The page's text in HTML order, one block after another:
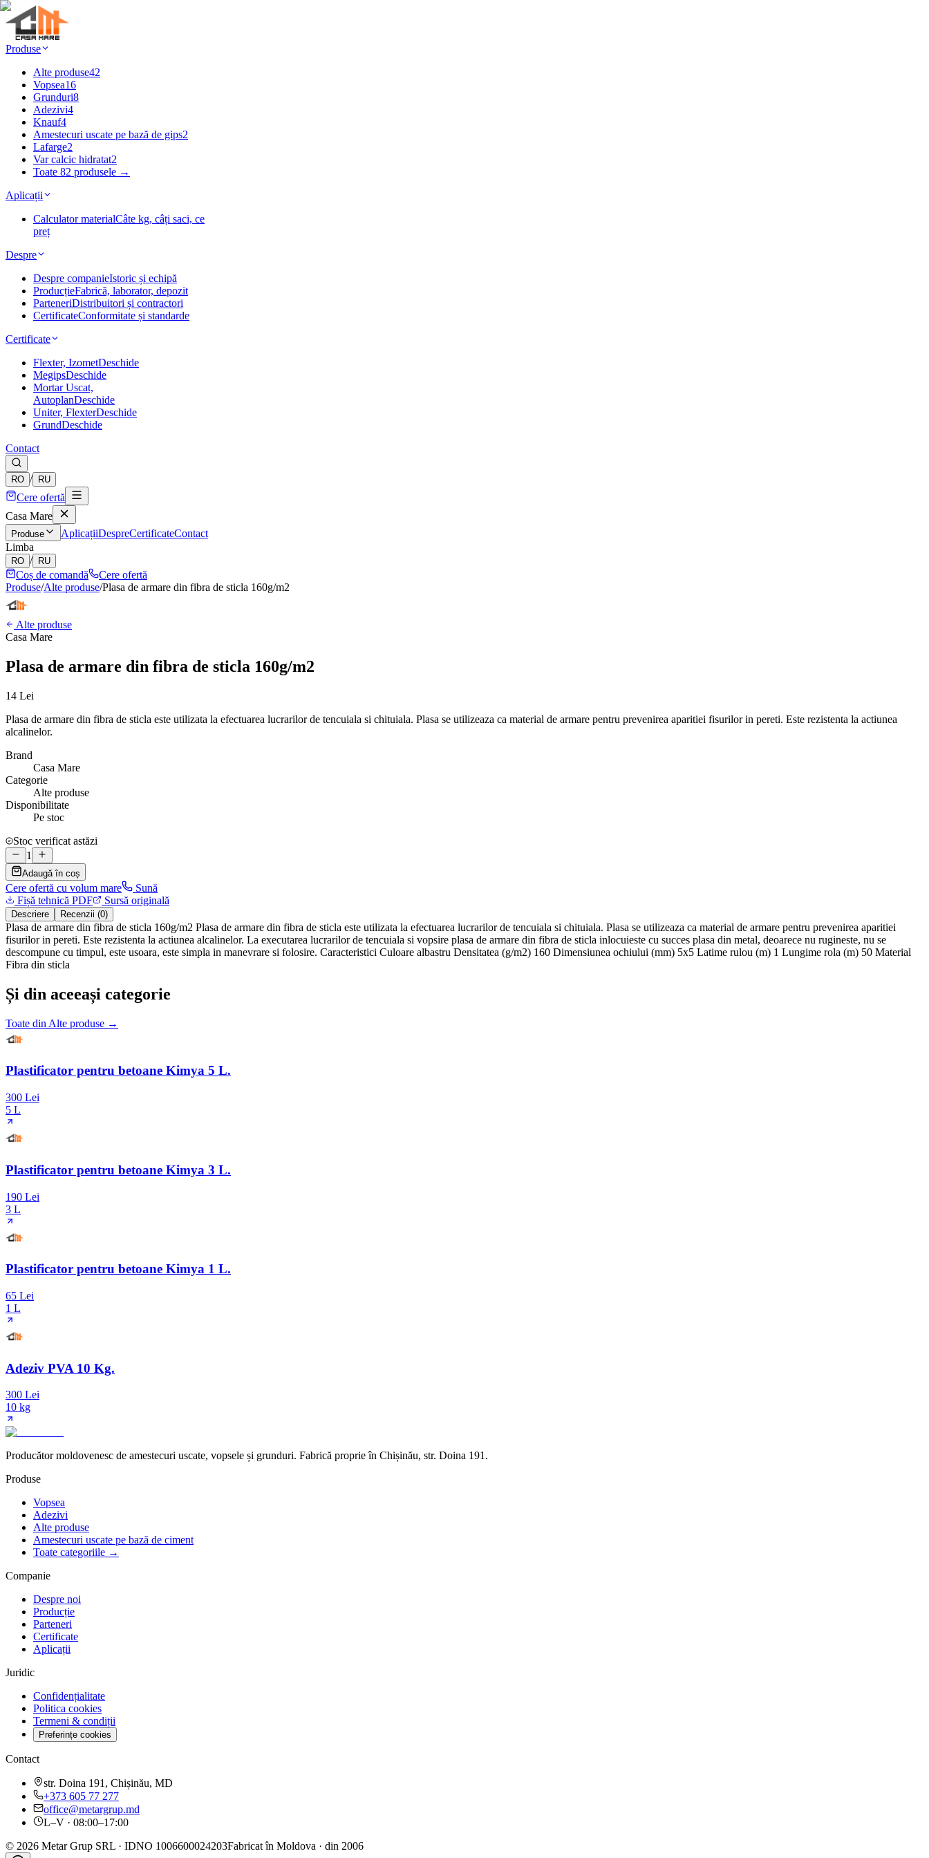
Produse
Alte produse42
Vopsea16
Grunduri8
Adezivi4
Knauf4
Amestecuri uscate pe bază de gips2
Lafarge2
Var calcic hidratat2
Toate 82 produsele →
Aplicații
Calculator materialCâte kg, câți saci, ce
preț
Despre
Despre companieIstoric și echipă
ProducțieFabrică, laborator, depozit
ParteneriDistribuitori și contractori
CertificateConformitate și standarde
Certificate
Flexter, IzometDeschide
MegipsDeschide
Mortar Uscat,
AutoplanDeschide
Uniter, FlexterDeschide
GrundDeschide
Contact
RO / RU
Cere ofertă
Casa Mare
Produse AplicațiiDespreCertificateContact
Limba
RO / RU
Coș de comandă
Cere ofertă
Produse/Alte produse/Plasa de armare din fibra de sticla 160g/m2
Alte produse
Casa Mare
Plasa de armare din fibra de sticla 160g/m2
14 Lei
Plasa de armare din fibra de sticla este utilizata la efectuarea lucrarilor de tencuiala si chituiala. Plasa se utilizeaza ca material de armare pentru prevenirea aparitiei fisurilor in pereti. Este rezistenta la actiunea
alcalinelor.
Brand
Casa Mare
Categorie
Alte produse
Disponibilitate
Pe stoc
Stoc verificat astăzi
1
Adaugă în coș
Cere ofertă cu volum mare
Sună
Fișă tehnică PDF
Sursă originală
Descriere Recenzii (0)
Plasa de armare din fibra de sticla 160g/m2 Plasa de armare din fibra de sticla este utilizata la efectuarea lucrarilor de tencuiala si chituiala. Plasa se utilizeaza ca material de armare pentru prevenirea aparitiei
fisurilor in pereti. Este rezistenta la actiunea alcalinelor. La executarea lucrarilor de tencuiala si vopsire plasa de armare din fibra de sticla inlocuieste cu succes plasa din metal, deoarece nu rugineste, nu se
descompune cu timpul, este usoara, este simpla in manevrare si folosire. Caracteristici Culoare albastru Densitatea (g/m2) 160 Dimensiunea ochiului (mm) 5х5 Latime rulou (m) 1 Lungime rola (m) 50 Material
Fibra din sticla
Și din aceeași categorie
Toate din Alte produse →
Plastificator pentru betoane Kimya 5 L.
300 Lei
5 L
Plastificator pentru betoane Kimya 3 L.
190 Lei
3 L
Plastificator pentru betoane Kimya 1 L.
65 Lei
1 L
Adeziv PVA 10 Kg.
300 Lei
10 kg
Producător moldovenesc de amestecuri uscate, vopsele și grunduri. Fabrică proprie în Chișinău, str. Doina 191.
Produse
Vopsea
Adezivi
Alte produse
Amestecuri uscate pe bază de ciment
Toate categoriile →
Companie
Despre noi
Producție
Parteneri
Certificate
Aplicații
Juridic
Confidențialitate
Politica cookies
Termeni & condiții
Preferințe cookies
Contact
str. Doina 191, Chișinău, MD
+373 605 77 277
office@metargrup.md
L–V · 08:00–17:00
© 2026 Metar Grup SRL · IDNO 1006600024203Fabricat în Moldova · din 2006